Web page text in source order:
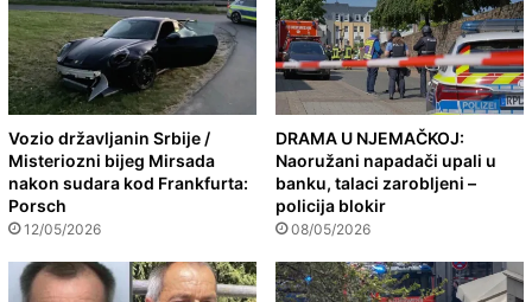
Vozio državljanin Srbije /
Misteriozni bijeg Mirsada
nakon sudara kod Frankfurta:
Porsch
12/05/2026
DRAMA U NJEMAČKOJ:
Naoružani napadači upali u
banku, talaci zarobljeni –
policija blokir
08/05/2026